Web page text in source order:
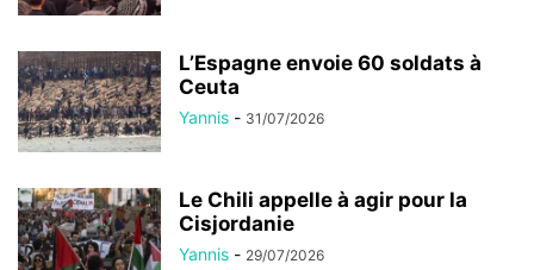
L’Espagne envoie 60 soldats à
Ceuta
Yannis - 31/07/2026
Le Chili appelle à agir pour la
Cisjordanie
Yannis - 29/07/2026